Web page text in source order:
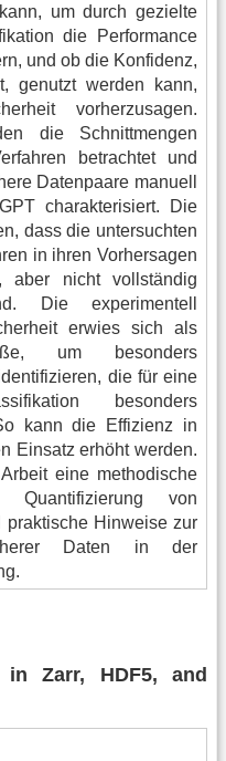
um durch gezielte
die Performance
und ob die Konfidenz,
genutzt werden kann,
vorherzusagen.
die Schnittmengen
betrachtet und
Datenpaare manuell
charakterisiert. Die
dass die untersuchten
in ihren Vorhersagen
aber nicht vollständig
Die experimentell
erwies sich als
um besonders
die für eine
besonders
kann die Effizienz in
Einsatz erhöht werden.
eine methodische
Quantifizierung von
praktische Hinweise zur
Daten in der
in Zarr, HDF5, and